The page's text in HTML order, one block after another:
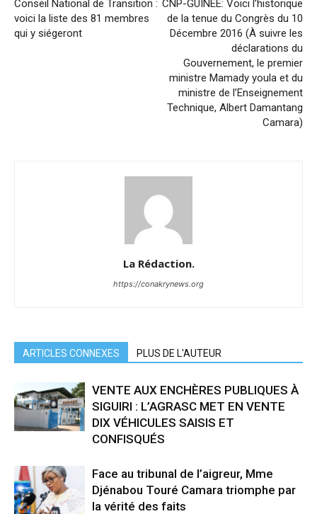
Conseil National de Transition :
voici la liste des 81 membres
qui y siégeront
CNP-GUINÉE: Voici l’historique
de la tenue du Congrès du 10
Décembre 2016 (À suivre les
déclarations du
Gouvernement, le premier
ministre Mamady youla et du
ministre de l’Enseignement
Technique, Albert Damantang
Camara)
La Rédaction.
https://conakrynews.org
ARTICLES CONNEXES PLUS DE L'AUTEUR
VENTE AUX ENCHÈRES PUBLIQUES À
SIGUIRI : L’AGRASC MET EN VENTE
DIX VÉHICULES SAISIS ET
CONFISQUÉS
Face au tribunal de l’aigreur, Mme
Djénabou Touré Camara triomphe par
la vérité des faits